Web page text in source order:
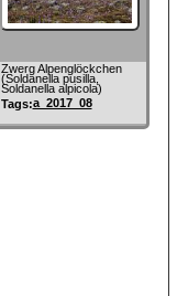
Zwerg Alpenglöckchen
(Soldanella pusilla,
Soldanella alpicola)
Tags:a_2017_08